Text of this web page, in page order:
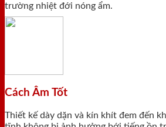
trường nhiệt đới nóng ẩm.
Cách Âm Tốt
Thiết kế dày dặn và kín khít đem đến